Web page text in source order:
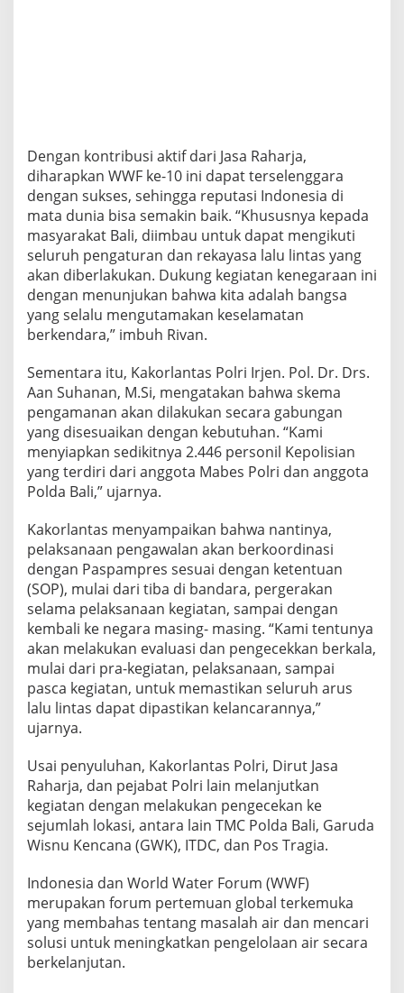
Dengan kontribusi aktif dari Jasa Raharja,
diharapkan WWF ke-10 ini dapat terselenggara
dengan sukses, sehingga reputasi Indonesia di
mata dunia bisa semakin baik. “Khususnya kepada
masyarakat Bali, diimbau untuk dapat mengikuti
seluruh pengaturan dan rekayasa lalu lintas yang
akan diberlakukan. Dukung kegiatan kenegaraan ini
dengan menunjukan bahwa kita adalah bangsa
yang selalu mengutamakan keselamatan
berkendara,” imbuh Rivan.
Sementara itu, Kakorlantas Polri Irjen. Pol. Dr. Drs.
Aan Suhanan, M.Si, mengatakan bahwa skema
pengamanan akan dilakukan secara gabungan
yang disesuaikan dengan kebutuhan. “Kami
menyiapkan sedikitnya 2.446 personil Kepolisian
yang terdiri dari anggota Mabes Polri dan anggota
Polda Bali,” ujarnya.
Kakorlantas menyampaikan bahwa nantinya,
pelaksanaan pengawalan akan berkoordinasi
dengan Paspampres sesuai dengan ketentuan
(SOP), mulai dari tiba di bandara, pergerakan
selama pelaksanaan kegiatan, sampai dengan
kembali ke negara masing- masing. “Kami tentunya
akan melakukan evaluasi dan pengecekkan berkala,
mulai dari pra-kegiatan, pelaksanaan, sampai
pasca kegiatan, untuk memastikan seluruh arus
lalu lintas dapat dipastikan kelancarannya,”
ujarnya.
Usai penyuluhan, Kakorlantas Polri, Dirut Jasa
Raharja, dan pejabat Polri lain melanjutkan
kegiatan dengan melakukan pengecekan ke
sejumlah lokasi, antara lain TMC Polda Bali, Garuda
Wisnu Kencana (GWK), ITDC, dan Pos Tragia.
Indonesia dan World Water Forum (WWF)
merupakan forum pertemuan global terkemuka
yang membahas tentang masalah air dan mencari
solusi untuk meningkatkan pengelolaan air secara
berkelanjutan.